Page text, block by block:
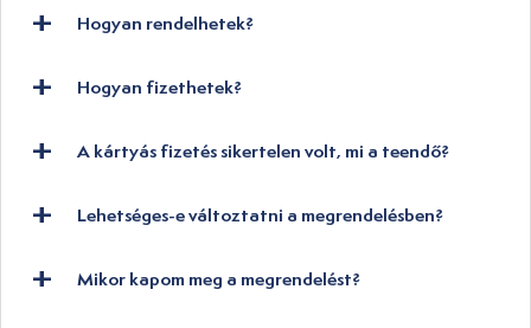
Hogyan rendelhetek?
Hogyan fizethetek?
A kártyás fizetés sikertelen volt, mi a teendő?
Lehetséges-e változtatni a megrendelésben?
Mikor kapom meg a megrendelést?